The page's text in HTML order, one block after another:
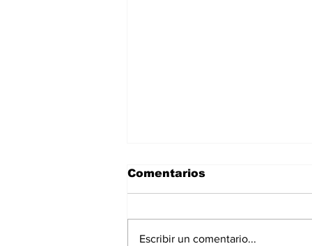
Comentarios
Escribir un comentario...